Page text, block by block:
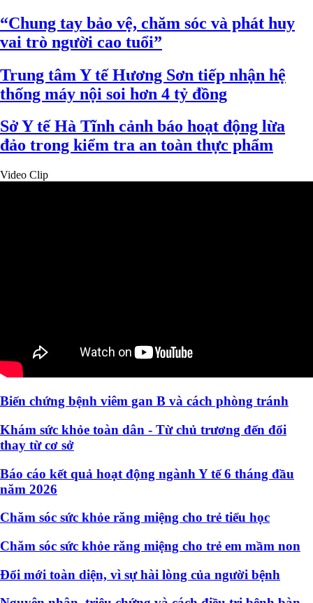
“Chung tay bảo vệ, chăm sóc và phát huy
vai trò người cao tuổi”
Trung tâm Y tế Hương Sơn tiếp nhận hệ
thống máy nội soi hơn 4 tỷ đồng
Sở Y tế Hà Tĩnh cảnh báo hoạt động lừa
đảo trong kiểm tra an toàn thực phẩm
Video Clip
Biến chứng bệnh viêm gan B và cách phòng tránh
Khám sức khỏe toàn dân - Từ chủ trương đến đổi
thay từ cơ sở
Báo cáo kết quả hoạt động ngành Y tế 6 tháng đầu
năm 2026
Chăm sóc sức khỏe răng miệng cho trẻ tiểu học
Chăm sóc sức khỏe răng miệng cho trẻ em mầm non
Đổi mới toàn diện, vì sự hài lòng của người bệnh